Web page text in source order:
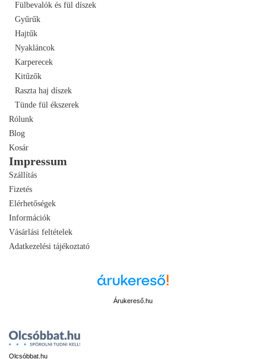
Fülbevalók és fül díszek
Gyűrűk
Hajtűk
Nyakláncok
Karperecek
Kitűzők
Raszta haj díszek
Tünde fül ékszerek
Rólunk
Blog
Kosár
Impressum
Szállítás
Fizetés
Elérhetőségek
Információk
Vásárlási feltételek
Adatkezelési tájékoztató
Árukereső.hu
Olcsóbbat.hu